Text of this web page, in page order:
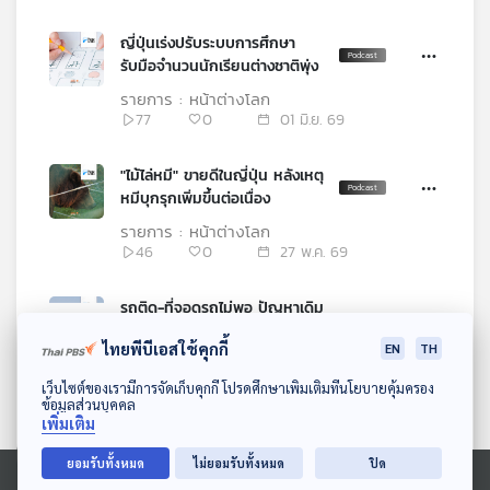
ดาวน์โหลด Thai PBS Podcast Application
ญี่ปุ่นเร่งปรับระบบการศึกษา
รับมือจำนวนนักเรียนต่างชาติพุ่ง
77 0 01 มิ.ย. 69
รายการ : หน้าต่างโลก
"ไม้ไล่หมี" ขายดีในญี่ปุ่น หลังเหตุ
หมีบุกรุกเพิ่มขึ้นต่อเนื่อง
46 0 27 พ.ค. 69
รายการ : หน้าต่างโลก
รถติด-ที่จอดรถไม่พอ ปัญหาเดิม
ๆ ของหลายประเทศ แต่ใหม่
สำหรับเกาหลีเหนือ
66
0 13 พ.ค. 69
รายการ : หน้าต่างโลก
บอกที่มา "ติ่มซำ"
ไทยพีบีเอสใช้คุกกี้ EN TH
เว็บไซต์ของเรามีการจัดเก็บคุกกี้ โปรดศึกษาเพิ่มเติมที่นโยบายคุ้มครอง
ข้อมูลส่วนบุคคล
เพิ่มเติม
ยอมรับทั้งหมด ไม่ยอมรับทั้งหมด ปิด